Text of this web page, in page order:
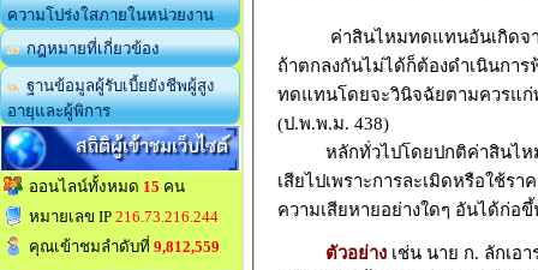
ความโปร่งใสภายในหน่วยงาน
กฎหมายที่เกี่ยวข้อง
ฐานข้อมูลผู้รับเบี้ยยังชีพผู้สูง
อายุและผู้พิการ
สถิติผู้เข้าชมเว็บไซต์
ออนไลน์ทั้งหมด 15 คน
หมายเลข IP 216.73.216.244
คุณเข้าชมลำดับที่ 9,812,559
ค่าสินไหมทดแทนอันเกิดจากก
ถ้าตกลงกันไม่ได้ก็ต้องดำเนินกา
ทดแทนโดยจะวินิจฉัยตามควรแก่
(ป.พ.พ.ม. 438)
หลักทั่วไปโดยปกติค่าสินไหม
เสียไปเพราะการละเมิดหรือใช้ร
ความเสียหายอย่างใดๆ อันได้ก่อ
ตัวอย่าง เช่น นาย ก. ลักเอ